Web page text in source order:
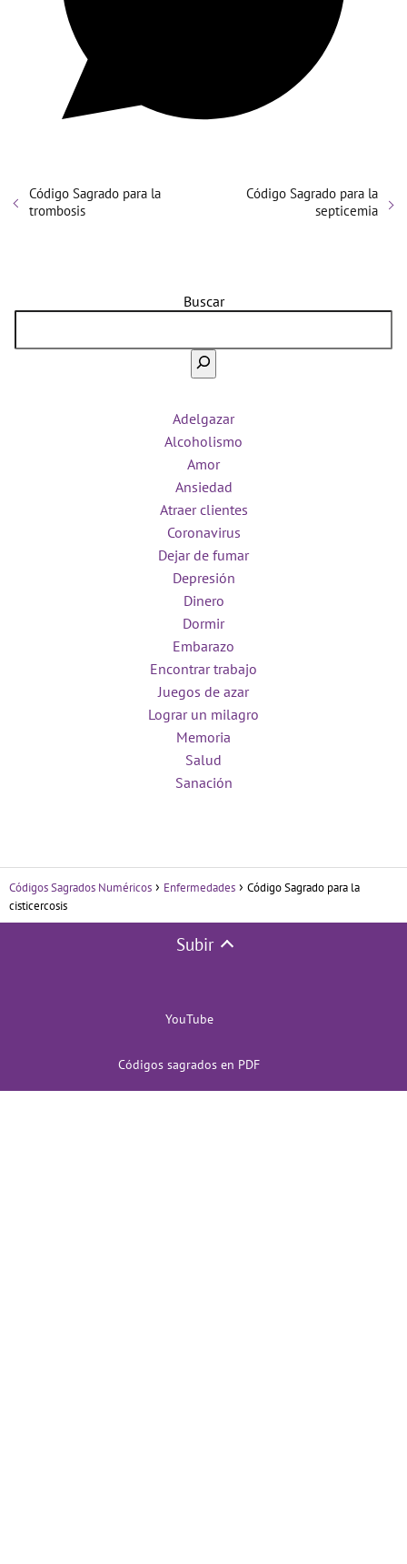
Código Sagrado para la
trombosis
Código Sagrado para la
septicemia
Buscar
Adelgazar
Alcoholismo
Amor
Ansiedad
Atraer clientes
Coronavirus
Dejar de fumar
Depresión
Dinero
Dormir
Embarazo
Encontrar trabajo
Juegos de azar
Lograr un milagro
Memoria
Salud
Sanación
Códigos Sagrados Numéricos Enfermedades
Código Sagrado para la
cisticercosis
Subir
YouTube
Códigos sagrados en PDF